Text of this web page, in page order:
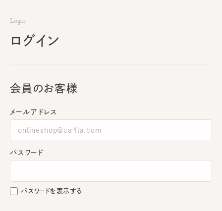
Login
ログイン
会員のお客様
メールアドレス
パスワード
パスワードを表示する